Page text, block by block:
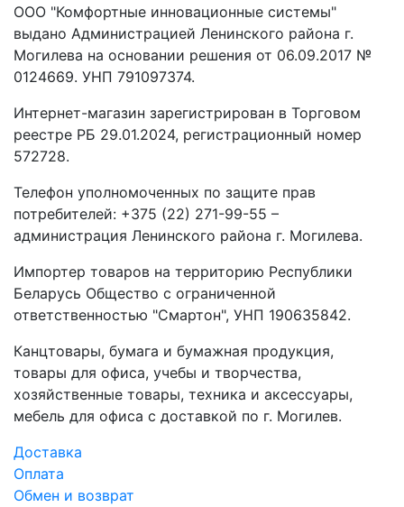
ООО "Комфортные инновационные системы"
выдано Администрацией Ленинского района г.
Могилева на основании решения от 06.09.2017 №
0124669. УНП 791097374.
Интернет-магазин зарегистрирован в Торговом
реестре РБ 29.01.2024, регистрационный номер
572728.
Телефон уполномоченных по защите прав
потребителей: +375 (22) 271-99-55 –
администрация Ленинского района г. Могилева.
Импортер товаров на территорию Республики
Беларусь Общество с ограниченной
ответственностью "Смартон", УНП 190635842.
Канцтовары, бумага и бумажная продукция,
товары для офиса, учебы и творчества,
хозяйственные товары, техника и аксессуары,
мебель для офиса с доставкой по г. Могилев.
Доставка
Оплата
Обмен и возврат